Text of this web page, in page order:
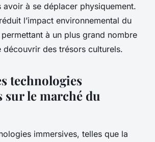
avoir à se déplacer physiquement.
l’impact environnemental du
à un plus grand nombre
découvrir des trésors culturels.
technologies
sur le marché du
immersives, telles que la